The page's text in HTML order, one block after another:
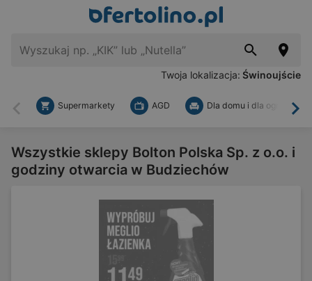
Twoja lokalizacja: Świnoujście
Wstecz
Supermarkety AGD Dla domu i dla ogrodu
Wszystkie sklepy Bolton Polska Sp. z o.o. i
godziny otwarcia w Budziechów